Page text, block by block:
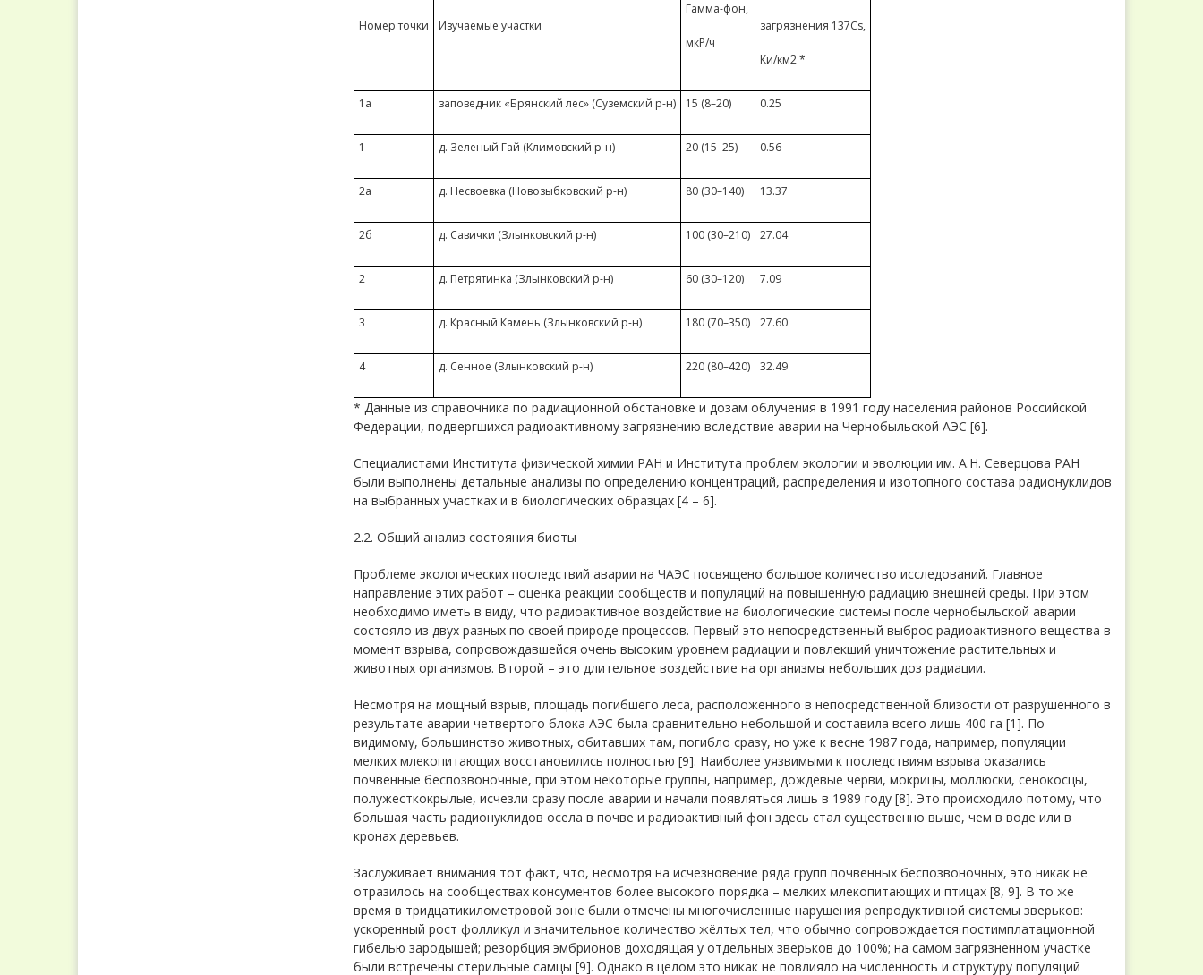
Номер точки Изучаемые участки
Гамма-фон,
мкР/ч
загрязнения 137Cs,
Ки/км2 *
1а заповедник «Брянский лес» (Суземский р-н) 15 (8–20) 0.25
1 д. Зеленый Гай (Климовский р-н) 20 (15–25) 0.56
2а д. Несвоевка (Новозыбковский р-н) 80 (30–140) 13.37
2б д. Савички (Злынковский р-н) 100 (30–210) 27.04
2 д. Петрятинка (Злынковский р-н) 60 (30–120) 7.09
3 д. Красный Камень (Злынковский р-н) 180 (70–350) 27.60
4 д. Сенное (Злынковский р-н) 220 (80–420) 32.49
* Данные из справочника по радиационной обстановке и дозам облучения в 1991 году населения районов Российской
Федерации, подвергшихся радиоактивному загрязнению вследствие аварии на Чернобыльской АЭС [6].
Специалистами Института физической химии РАН и Института проблем экологии и эволюции им. А.Н. Северцова РАН
были выполнены детальные анализы по определению концентраций, распределения и изотопного состава радионуклидов
на выбранных участках и в биологических образцах [4 – 6].
2.2. Общий анализ состояния биоты
Проблеме экологических последствий аварии на ЧАЭС посвящено большое количество исследований. Главное
направление этих работ – оценка реакции сообществ и популяций на повышенную радиацию внешней среды. При этом
необходимо иметь в виду, что радиоактивное воздействие на биологические системы после чернобыльской аварии
состояло из двух разных по своей природе процессов. Первый это непосредственный выброс радиоактивного вещества в
момент взрыва, сопровождавшейся очень высоким уровнем радиации и повлекший уничтожение растительных и
животных организмов. Второй – это длительное воздействие на организмы небольших доз радиации.
Несмотря на мощный взрыв, площадь погибшего леса, расположенного в непосредственной близости от разрушенного в
результате аварии четвертого блока АЭС была сравнительно небольшой и составила всего лишь 400 га [1]. По-
видимому, большинство животных, обитавших там, погибло сразу, но уже к весне 1987 года, например, популяции
мелких млекопитающих восстановились полностью [9]. Наиболее уязвимыми к последствиям взрыва оказались
почвенные беспозвоночные, при этом некоторые группы, например, дождевые черви, мокрицы, моллюски, сенокосцы,
полужесткокрылые, исчезли сразу после аварии и начали появляться лишь в 1989 году [8]. Это происходило потому, что
большая часть радионуклидов осела в почве и радиоактивный фон здесь стал существенно выше, чем в воде или в
кронах деревьев.
Заслуживает внимания тот факт, что, несмотря на исчезновение ряда групп почвенных беспозвоночных, это никак не
отразилось на сообществах консументов более высокого порядка – мелких млекопитающих и птицах [8, 9]. В то же
время в тридцатикилометровой зоне были отмечены многочисленные нарушения репродуктивной системы зверьков:
ускоренный рост фолликул и значительное количество жёлтых тел, что обычно сопровождается постимплатационной
гибелью зародышей; резорбция эмбрионов доходящая у отдельных зверьков до 100%; на самом загрязненном участке
были встречены стерильные самцы [9]. Однако в целом это никак не повлияло на численность и структуру популяций